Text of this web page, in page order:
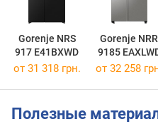
Gorenje NRS
917 E41BXWD
Gorenje NRR
9185
от 31 318 грн. от 32 258
Полезные